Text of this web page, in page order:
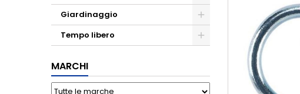
Giardinaggio
Tempo libero
MARCHI